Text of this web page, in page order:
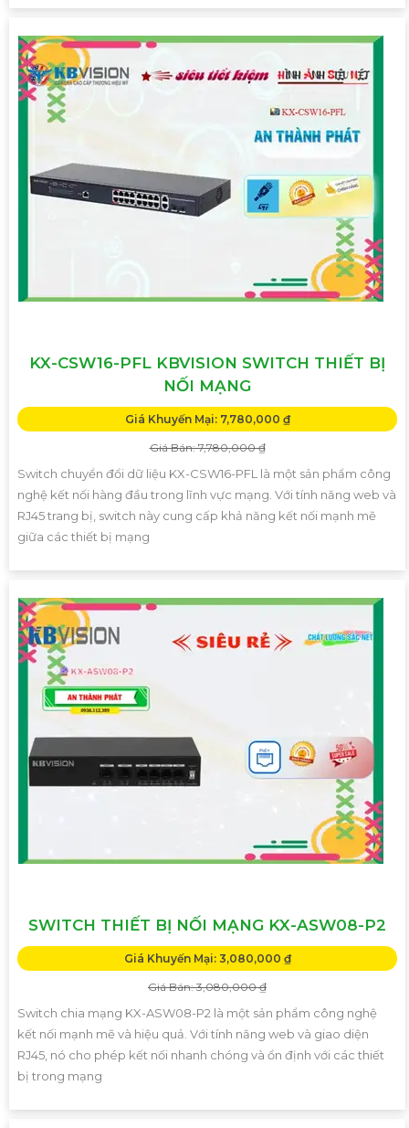
KX-CSW16-PFL KBVISION SWITCH THIẾT BỊ
NỐI MẠNG
Giá Khuyến Mại: 7,780,000 ₫
Giá Bán: 7,780,000 ₫
Switch chuyển đổi dữ liệu KX-CSW16-PFL là một sản phẩm công
nghệ kết nối hàng đầu trong lĩnh vực mạng. Với tính năng web và
RJ45 trang bị, switch này cung cấp khả năng kết nối mạnh mẽ
giữa các thiết bị mạng
SWITCH THIẾT BỊ NỐI MẠNG KX-ASW08-P2
Giá Khuyến Mại: 3,080,000 ₫
Giá Bán: 3,080,000 ₫
Switch chia mạng KX-ASW08-P2 là một sản phẩm công nghệ
kết nối mạnh mẽ và hiệu quả. Với tính năng web và giao diện
RJ45, nó cho phép kết nối nhanh chóng và ổn định với các thiết
bị trong mạng